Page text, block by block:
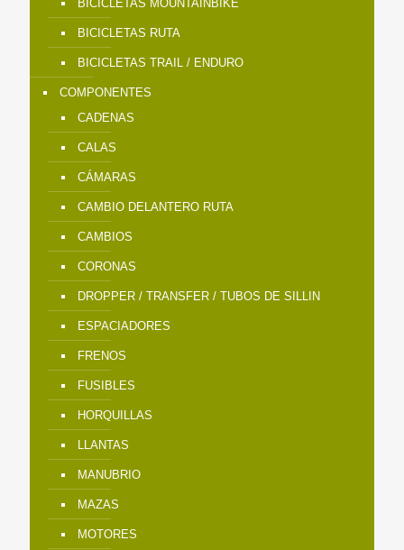
BICICLETAS MOUNTAINBIKE
BICICLETAS RUTA
BICICLETAS TRAIL / ENDURO
COMPONENTES
CADENAS
CALAS
CÁMARAS
CAMBIO DELANTERO RUTA
CAMBIOS
CORONAS
DROPPER / TRANSFER / TUBOS DE SILLIN
ESPACIADORES
FRENOS
FUSIBLES
HORQUILLAS
LLANTAS
MANUBRIO
MAZAS
MOTORES